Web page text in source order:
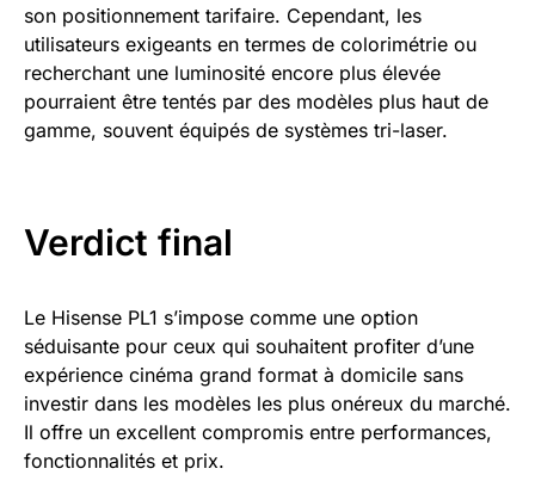
son positionnement tarifaire. Cependant, les
utilisateurs exigeants en termes de colorimétrie ou
recherchant une luminosité encore plus élevée
pourraient être tentés par des modèles plus haut de
gamme, souvent équipés de systèmes tri-laser.
Verdict final
Le Hisense PL1 s’impose comme une option
séduisante pour ceux qui souhaitent profiter d’une
expérience cinéma grand format à domicile sans
investir dans les modèles les plus onéreux du marché.
Il offre un excellent compromis entre performances,
fonctionnalités et prix.